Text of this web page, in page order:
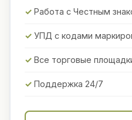
Работа с Честным
УПД с кодами
Все торговые
Поддержка 24/7